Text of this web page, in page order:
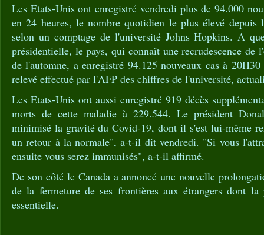
Les Etats-Unis ont enregistré vendredi plus de 94.000
en 24 heures, le nombre quotidien le plus élevé depuis
selon un comptage de l'université Johns Hopkins. A
présidentielle, le pays, qui connaît une recrudescence de
de l'automne, a enregistré 94.125 nouveaux cas à
relevé effectué par l'AFP des chiffres de l'université,
Les Etats-Unis ont aussi enregistré 919 décès
morts de cette maladie à 229.544. Le président
minimisé la gravité du Covid-19, dont il s'est lui-même
un retour à la normale", a-t-il dit vendredi. "Si vous
ensuite vous serez immunisés", a-t-il affirmé.
De son côté le Canada a annoncé une nouvelle
de la fermeture de ses frontières aux étrangers dont la
essentielle.